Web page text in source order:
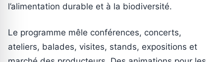
l’alimentation durable et à la biodiversité.
Le programme mêle conférences, concerts,
ateliers, balades, visites, stands, expositions et